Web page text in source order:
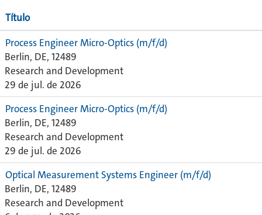
Título
Process Engineer Micro-Optics (m/f/d)
Berlin, DE, 12489
Research and Development
29 de jul. de 2026
Process Engineer Micro-Optics (m/f/d)
Berlin, DE, 12489
Research and Development
29 de jul. de 2026
Optical Measurement Systems Engineer (m/f/d)
Berlin, DE, 12489
Research and Development